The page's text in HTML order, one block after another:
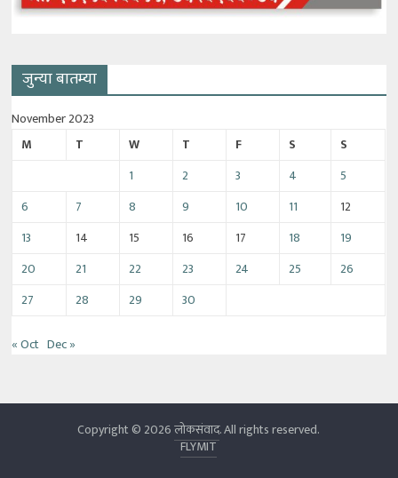
जुन्या बातम्या
November 2023
M
T W T F S
S
1
2 3 4
5
6
7 8 9 10 11
12
13
14 15 16 17 18
19
20
21 22 23 24 25
26
27
28 29 30
« Oct Dec »
Copyright © 2026लोकसंवाद. All rights reserved.
FLYMIT